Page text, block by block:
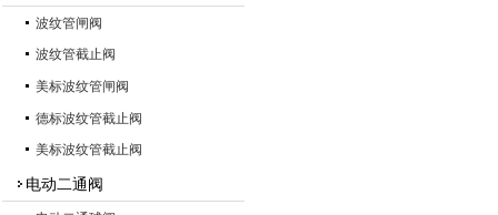
波纹管闸阀
波纹管截止阀
美标波纹管闸阀
德标波纹管截止阀
美标波纹管截止阀
电动二通阀